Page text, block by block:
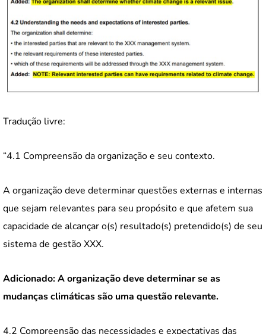
Tradução livre:
“4.1 Compreensão da organização e seu contexto.
A organização deve determinar questões externas e internas
que sejam relevantes para seu propósito e que afetem sua
capacidade de alcançar o(s) resultado(s) pretendido(s) de seu
sistema de gestão XXX.
Adicionado:A organização deve determinar se as
mudanças climáticas são uma questão relevante.
4.2 Compreensão das necessidades e expectativas das